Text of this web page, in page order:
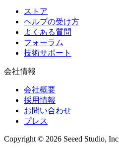
ストア
ヘルプの受け方
よくある質問
フォーラム
技術サポート
会社情報
会社概要
採用情報
お問い合わせ
プレス
Copyright © 2026 Seeed Studio,